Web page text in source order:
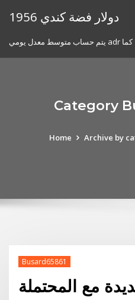
1956 دولار فضة كندي
يتم حساب متوسط ​​معدل يومي adr كما
Category
Home Archive by
Busard65861
مع المحتملة